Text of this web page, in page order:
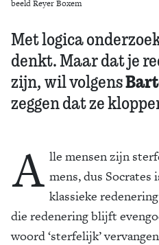
beeld Reyer Boxem
Met logica
denkt. Maar dat je
zijn, wil volgens
zeggen dat ze
A lle mensen zijn
mens, dus Socrates
klassieke
die redenering blijft
woord ‘sterfelijk’